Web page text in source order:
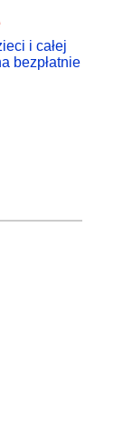
i całej
bezpłatnie